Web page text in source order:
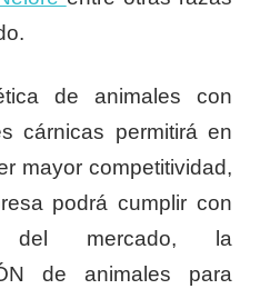
de animales con
cárnicas permitirá en
mayor competitividad,
podrá cumplir con
del mercado, la
de animales para